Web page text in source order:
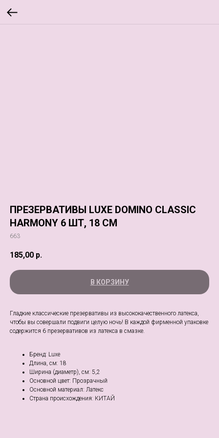
ПРЕЗЕРВАТИВЫ LUXE DOMINO CLASSIC
HARMONY 6 ШТ, 18 СМ
663
185,00 р.
В КОРЗИНУ
Гладкие классические презервативы из высококачественного латекса,
чтобы вы совершали подвиги целую ночь! В каждой фирменной упаковке
содержится 6 презервативов из латекса в смазке.
Бренд: Luxe
Длина, см: 18
Ширина (диаметр), см: 5,2
Основной цвет: Прозрачный
Основной материал: Латекс
Страна происхождения: КИТАЙ